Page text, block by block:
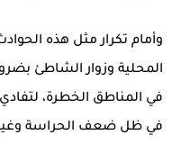
وأمام تكرار مثل هذه
المحلية وزوار الشاطئ
في المناطق الخطرة، لتفادي
في ظل ضعف الحراسة وغياب